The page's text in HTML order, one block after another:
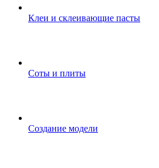
Клеи и склеивающие пасты
Соты и плиты
Создание модели